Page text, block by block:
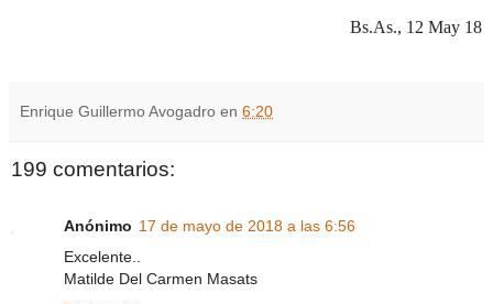
Bs.As., 12 May 18
Enrique Guillermo Avogadro en 6:20
199 comentarios:
Anónimo 17 de mayo de 2018 a las 6:56
Excelente..
Matilde Del Carmen Masats